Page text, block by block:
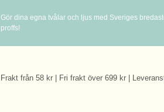
Gör dina egna tvålar och ljus med Sveriges
proffs!
Frakt från 58 kr | Fri frakt över 699 kr |